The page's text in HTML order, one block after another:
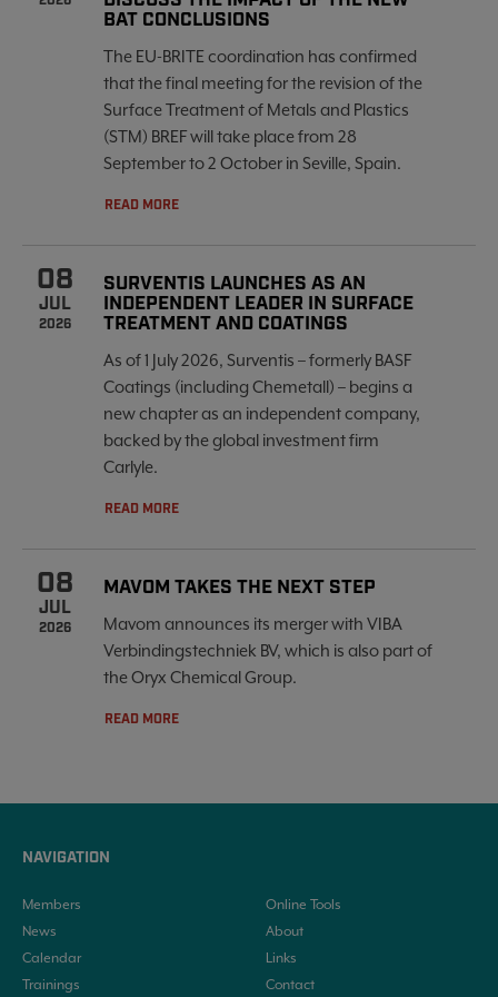
BAT CONCLUSIONS
The EU-BRITE coordination has confirmed
that the final meeting for the revision of the
Surface Treatment of Metals and Plastics
(STM) BREF will take place from 28
September to 2 October in Seville, Spain.
READ MORE
08
JUL
2026
SURVENTIS LAUNCHES AS AN
INDEPENDENT LEADER IN SURFACE
TREATMENT AND COATINGS
As of 1 July 2026, Surventis – formerly BASF
Coatings (including Chemetall) – begins a
new chapter as an independent company,
backed by the global investment firm
Carlyle.
READ MORE
08
JUL
2026
MAVOM TAKES THE NEXT STEP
Mavom announces its merger with VIBA
Verbindingstechniek BV, which is also part of
the Oryx Chemical Group.
READ MORE
NAVIGATION
Members
News
Calendar
Trainings
Online Tools
About
Links
Contact